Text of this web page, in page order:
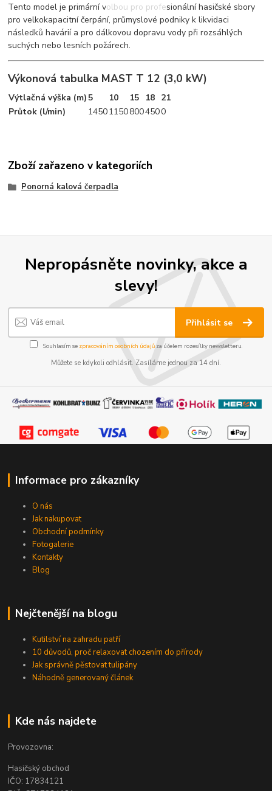
Tento model je primární volbou pro profesionální hasičské sbory
pro velkokapacitní čerpání, průmyslové podniky k likvidaci
následků havárií a pro dálkovou dopravu vody při rozsáhlých
suchých nebo lesních požárech.
Výkonová tabulka MAST T 12 (3,0 kW)
Výtlačná výška (m) 5 10 15 18 21
Průtok (l/min)
145011508004500
Zboží zařazeno v kategoriích
Ponorná kalová čerpadla
Nepropásněte novinky, akce a
slevy!
Přihlásit se
Souhlasím se zpracováním osobních údajůza účelem rozesílky newsletteru.
Můžete se kdykoli odhlásit. Zasíláme jednou za 14 dní.
Informace pro zákazníky
O nás
Jak nakupovat
Obchodní podmínky
Fotogalerie
Kontakty
Blog
Nejčtenější na blogu
Kutilství na zahradu patří
10 důvodů, proč relaxovat chozením do přírody
Jak správně pěstovat tulipány
Náhodně generovaný článek
Kde nás najdete
Provozovna:
Hasičský obchod
IČO: 17834121